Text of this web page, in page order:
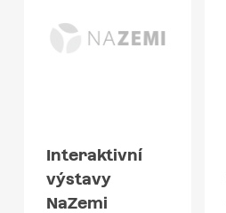
Interaktivní
výstavy
NaZemi